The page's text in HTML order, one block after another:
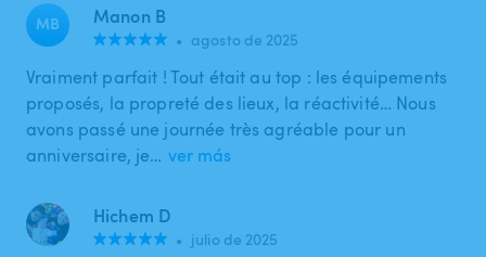
MB Manon B
• agosto de 2025
Vraiment parfait ! Tout était au top : les équipements
proposés, la propreté des lieux, la réactivité… Nous
avons passé une journée très agréable pour un
anniversaire, je… ver más
Hichem D
• julio de 2025